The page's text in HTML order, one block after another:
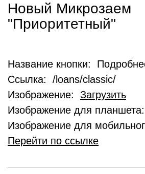
Новый Микрозаем
"Приоритетный"
Название кнопки:
Ссылка: /loans/classic/
Изображение: Загрузить
Изображение для планшета:
Изображение для
Перейти по ссылке